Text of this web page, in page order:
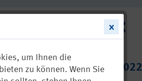
22159
IPA Journal 01/2022
um Ihnen die
zu können. Wenn Sie